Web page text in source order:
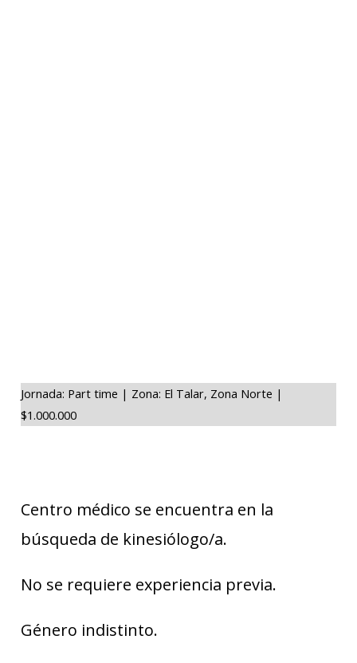
Jornada: Part time | Zona: El Talar, Zona Norte |
$1.000.000
Centro médico se encuentra en la
búsqueda de kinesiólogo/a.
No se requiere experiencia previa.
Género indistinto.